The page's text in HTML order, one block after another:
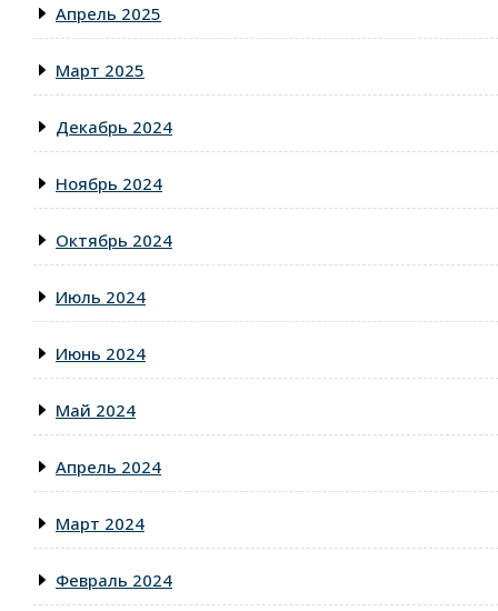
Апрель 2025
Март 2025
Декабрь 2024
Ноябрь 2024
Октябрь 2024
Июль 2024
Июнь 2024
Май 2024
Апрель 2024
Март 2024
Февраль 2024